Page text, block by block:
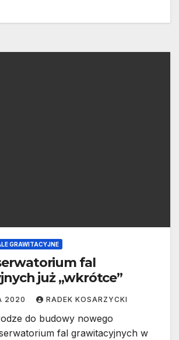
GRAWITACYJNE
fal
już „wkrótce”
2020 RADEK KOSARZYCKI
do budowy nowego
fal grawitacyjnych w